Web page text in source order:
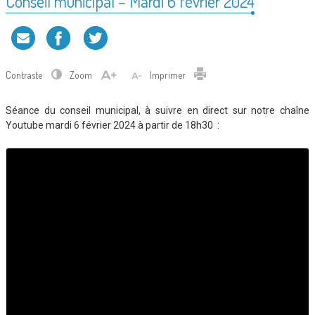
Contraste Zoom Imprimer
Séance du conseil municipal, à suivre en direct sur notre chaîne
Youtube mardi 6 février 2024 à partir de 18h30 :